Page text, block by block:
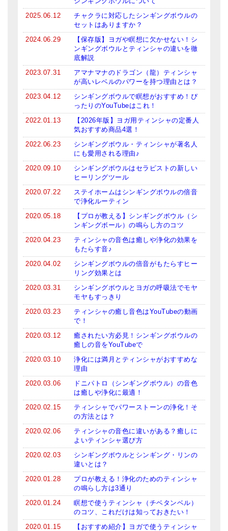
2025.06.12
チャクラに対応したシンギングボウルの
セットはありますか？
2024.06.29
【保存版】ヨガや瞑想に欠かせない！シ
ンギングボウルとティンシャの違いを徹
底解説
2023.07.31
アマナマナのドラゴン（龍）ティンシャ
が高いレベルのパワーを持つ理由とは？
2023.04.12
シンギングボウルで瞑想がおすすめ！ぴ
ったりのYouTubeはこれ！
2022.01.13
【2026年版】ヨガ用ティンシャの定番人
気おすすめ商品4選！
2022.06.23
シンギングボウル・ティンシャが著名人
にも愛用される理由♪
2020.09.10
シンギングボウルはセラピストの新しい
ヒーリングツール
2020.07.22
ステイホームはシンギングボウルの倍音
で浄化ルーティン
2020.05.18
【プロが教える】シンギングボウル（シ
ンギングボール）の鳴らし方のコツ
2020.04.23
ティンシャの音色は癒しや浄化の効果を
もたらす音♪
2020.04.02
シンギングボウルの倍音がもたらすヒー
リング効果とは
2020.03.31
シンギングボウルとヨガの呼吸法でモヤ
モヤもすっきり
2020.03.23
ティンシャの癒し音色はYouTubeの動画
で！
2020.03.12
癒されたい方必見！シンギングボウルの
癒しの音をYouTubeで
2020.03.10
浄化には満月とティンシャがおすすめな
理由
2020.03.06
ドニパトロ（シンギングボウル）の音色
は癒しや浄化に最適！
2020.02.15
ティンシャでパワーストーンの浄化！そ
の方法とは？
2020.02.06
ティンシャの音色に違いがある？癒しに
よいティンシャ選び方
2020.02.03
シンギングボウルとシンギング・リンの
違いとは？
2020.01.28
プロが教える！浄化のためのティンシャ
の鳴らし方は3通り
2020.01.24
瞑想で使うティンシャ（チベタンベル）
のコツ、これだけは知っておきたい！
2020.01.15
【おすすめ紹介】ヨガで使うティンシャ